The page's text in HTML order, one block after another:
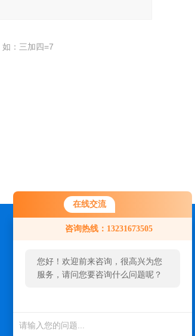
在线交流
咨询热线：13231673505
您好！欢迎前来咨询，很高兴为您
服务，请问您要咨询什么问题呢？
：三加四=7
联系我们
24小时热线：